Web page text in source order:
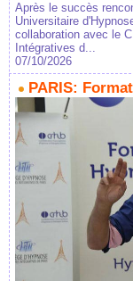
Après le succès
Universitaire
collaboration avec le
Intégratives d...
07/10/2026
PARIS: